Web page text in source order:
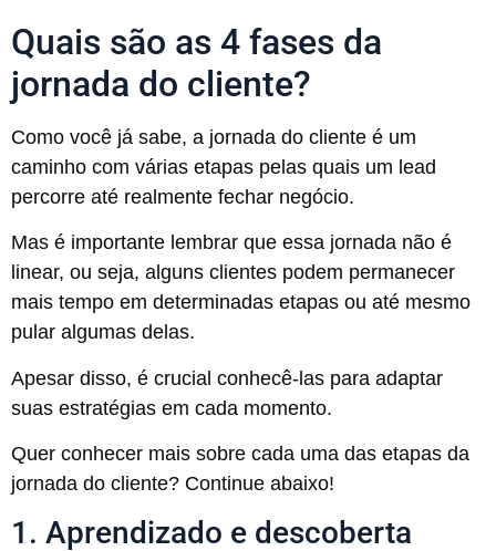
Quais são as 4 fases da
jornada do cliente?
Como você já sabe, a jornada do cliente é um
caminho com várias etapas pelas quais um lead
percorre até realmente fechar negócio.
Mas é importante lembrar que essa jornada não é
linear, ou seja, alguns clientes podem permanecer
mais tempo em determinadas etapas ou até mesmo
pular algumas delas.
Apesar disso, é crucial conhecê-las para adaptar
suas estratégias em cada momento.
Quer conhecer mais sobre cada uma das etapas da
jornada do cliente? Continue abaixo!
1. Aprendizado e descoberta